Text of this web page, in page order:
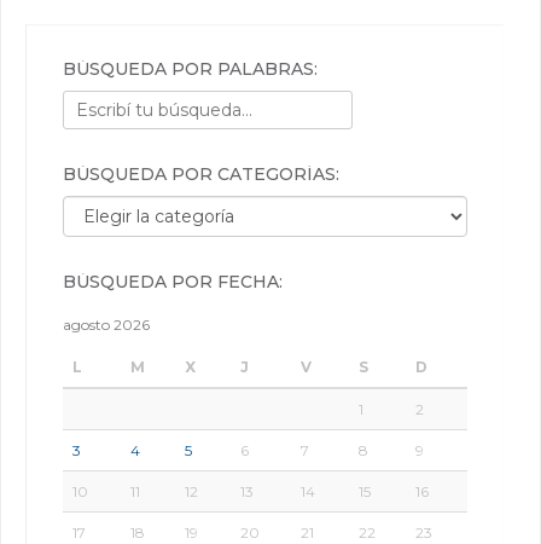
BÚSQUEDA POR PALABRAS:
BÚSQUEDA POR CATEGORÍAS:
Búsqueda por categorías:
BÚSQUEDA POR FECHA:
agosto 2026
L M X J V S D
1 2
3 4 5 6 7 8 9
10 11 12 13 14 15 16
17 18 19 20 21 22 23